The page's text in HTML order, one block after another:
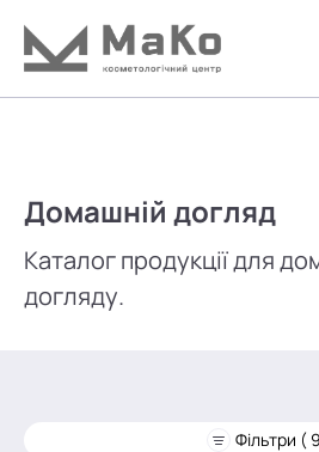
Домашній догляд
Каталог продукції для
догляду.